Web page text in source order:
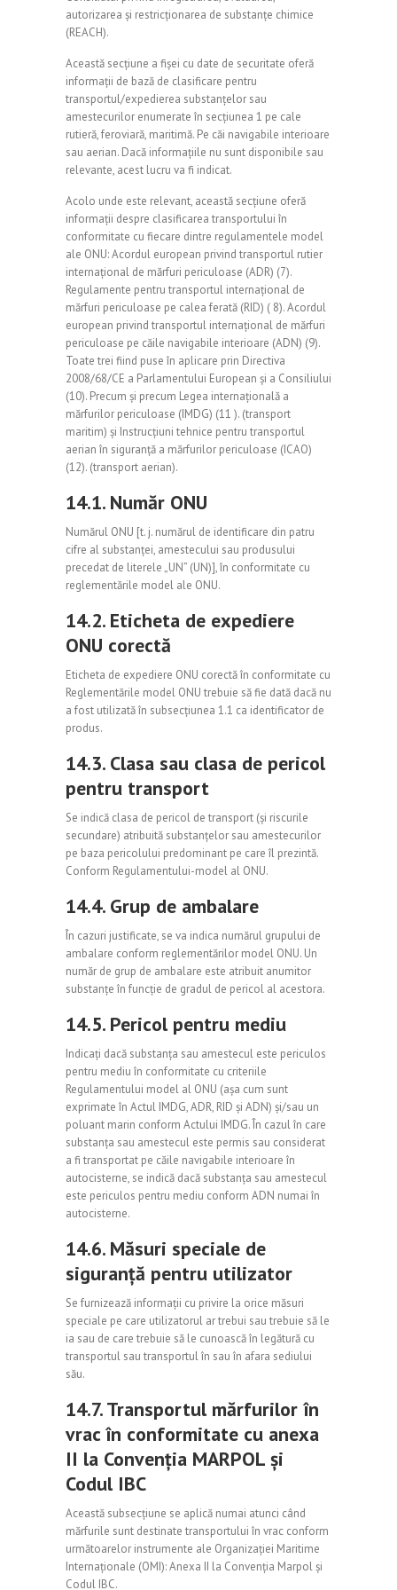
autorizarea și restricționarea de substanțe chimice
(REACH).
Această secțiune a fișei cu date de securitate oferă
informații de bază de clasificare pentru
transportul/expedierea substanțelor sau
amestecurilor enumerate în secțiunea 1 pe cale
rutieră, feroviară, maritimă. Pe căi navigabile interioare
sau aerian. Dacă informațiile nu sunt disponibile sau
relevante, acest lucru va fi indicat.
Acolo unde este relevant, această secțiune oferă
informații despre clasificarea transportului în
conformitate cu fiecare dintre regulamentele model
ale ONU: Acordul european privind transportul rutier
internațional de mărfuri periculoase (ADR) (7).
Regulamente pentru transportul internațional de
mărfuri periculoase pe calea ferată (RID) ( 8). Acordul
european privind transportul internațional de mărfuri
periculoase pe căile navigabile interioare (ADN) (9).
Toate trei fiind puse în aplicare prin Directiva
2008/68/CE a Parlamentului European și a Consiliului
(10). Precum și precum Legea internațională a
mărfurilor periculoase (IMDG) (11 ). (transport
maritim) și Instrucțiuni tehnice pentru transportul
aerian în siguranță a mărfurilor periculoase (ICAO)
(12). (transport aerian).
14.1. Număr ONU
Numărul ONU [t. j. numărul de identificare din patru
cifre al substanței, amestecului sau produsului
precedat de literele „UN” (UN)], în conformitate cu
reglementările model ale ONU.
14.2. Eticheta de expediere
ONU corectă
Eticheta de expediere ONU corectă în conformitate cu
Reglementările model ONU trebuie să fie dată dacă nu
a fost utilizată în subsecțiunea 1.1 ca identificator de
produs.
14.3. Clasa sau clasa de pericol
pentru transport
Se indică clasa de pericol de transport (și riscurile
secundare) atribuită substanțelor sau amestecurilor
pe baza pericolului predominant pe care îl prezintă.
Conform Regulamentului-model al ONU.
14.4. Grup de ambalare
În cazuri justificate, se va indica numărul grupului de
ambalare conform reglementărilor model ONU. Un
număr de grup de ambalare este atribuit anumitor
substanțe în funcție de gradul de pericol al acestora.
14.5. Pericol pentru mediu
Indicați dacă substanța sau amestecul este periculos
pentru mediu în conformitate cu criteriile
Regulamentului model al ONU (așa cum sunt
exprimate în Actul IMDG, ADR, RID și ADN) și/sau un
poluant marin conform Actului IMDG. În cazul în care
substanța sau amestecul este permis sau considerat
a fi transportat pe căile navigabile interioare în
autocisterne, se indică dacă substanța sau amestecul
este periculos pentru mediu conform ADN numai în
autocisterne.
14.6. Măsuri speciale de
siguranță pentru utilizator
Se furnizează informații cu privire la orice măsuri
speciale pe care utilizatorul ar trebui sau trebuie să le
ia sau de care trebuie să le cunoască în legătură cu
transportul sau transportul în sau în afara sediului
său.
14.7. Transportul mărfurilor în
vrac în conformitate cu anexa
II la Convenția MARPOL și
Codul IBC
Această subsecțiune se aplică numai atunci când
mărfurile sunt destinate transportului în vrac conform
următoarelor instrumente ale Organizației Maritime
Internaționale (OMI): Anexa II la Convenția Marpol și
Codul IBC.